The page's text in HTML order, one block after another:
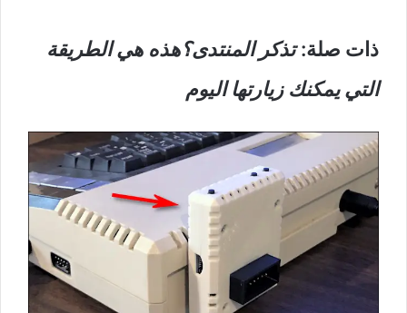
ذات صلة: تذكر المنتدى؟هذه هي الطريقة
التي يمكنك زيارتها اليوم